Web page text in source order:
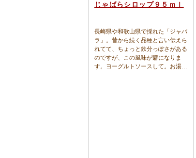
じゃばらシロップ９５ｍｌ
長崎県や和歌山県で採れた「ジャバ
ラ」。昔から続く品種と言い伝えら
れてて、ちょっと鉄分っぽさがある
のですが、この風味が癖になりま
す。ヨーグルトソースして。お湯や